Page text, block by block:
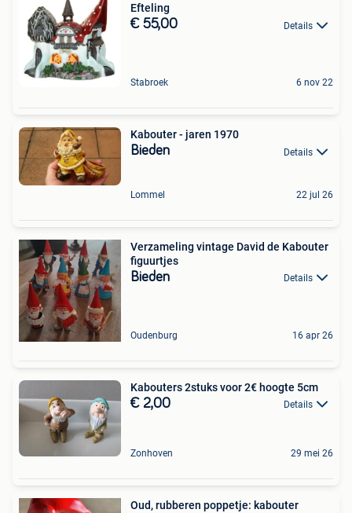
Efteling
€ 55,00 Details
Stabroek 6 nov 22
Kabouter - jaren 1970
Bieden Details
Lommel 22 jul 26
Verzameling vintage David de Kabouter
figuurtjes
Bieden Details
Oudenburg 16 apr 26
Kabouters 2stuks voor 2€ hoogte 5cm
€ 2,00 Details
Zonhoven 29 mei 26
Oud, rubberen poppetje: kabouter